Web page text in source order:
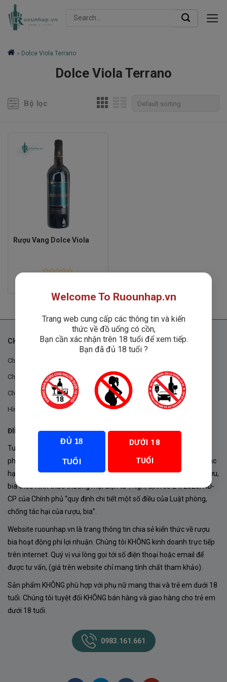
Skip
Search
» Dolce Viola Terrano
Dolce Viola Terrano
Bộ lọc
Rượu Vang Dolce Viola
CHÍNH SÁCH
Chính sách chung
Chính sách đổi trả
Chính sách mua hàng
Hình thức thanh toán
ĐIỀU KHOẢN VÀ CHÍNH SÁCH
Tuân thủ Nghị định 105/2017/NĐ-CP ngày 14/9/2017 của Chính
phủ về sản xuất, kinh doanh rượu. Tuân thủ Luật “phòng chống tác
hại của rượu, bia” số 44/2019/QH14-Điều 16 về “điều kiện bán rượu,
bia theo hình thức thương mại điện tử”; Nghị định số 24/2020/NĐ-
CP của Chính phủ “quy định chi tiết một số điều của Luật phòng,
chống tác hại của rượu, bia”.
Website ruounhap.vn là trang thông tin chia sẻ kiến thức về rượu
bia hoạt động phi lợi nhuận. Chúng tôi KHÔNG kinh doanh trực tiếp
trên internet. Quý vị vui lòng gọi tới số điện thoại hoặc email để
được tư vấn, (giá trên website chỉ mang tính chất tham khảo).
Sản phẩm KHÔNG phù hợp với phụ nữ mang thai và trẻ em dưới 18
tuổi. Chúng tôi tuyệt đối KHÔNG bán hàng và giao hàng cho trẻ em
dưới 18 tuổi.
0983.161.661
Welcome To Ruounhap.vn
Trang web cung cấp các thông tin và kiến
thức về đồ uống có cồn,
Bạn cần xác nhận trên 18 tuổi để xem tiếp.
Bạn đã đủ 18 tuổi ?
ĐỦ 18
TUỔI
DƯỚI 18
TUỔI